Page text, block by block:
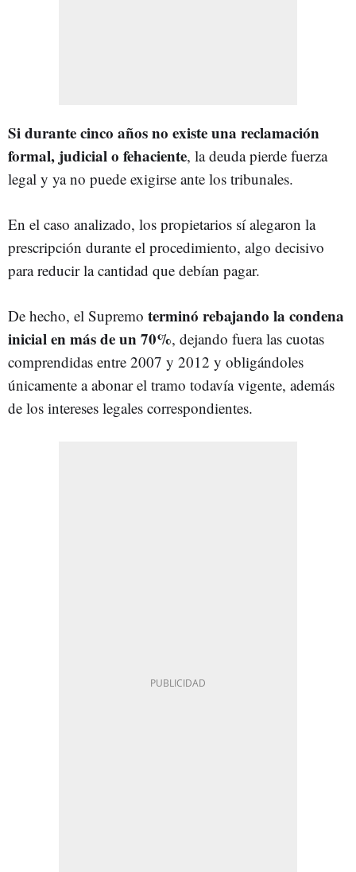
Si durante cinco años no existe una reclamación
formal, judicial o fehaciente, la deuda pierde fuerza
legal y ya no puede exigirse ante los tribunales.
En el caso analizado, los propietarios sí alegaron la
prescripción durante el procedimiento, algo decisivo
para reducir la cantidad que debían pagar.
De hecho, el Supremo terminó rebajando la condena
inicial en más de un 70%, dejando fuera las cuotas
comprendidas entre 2007 y 2012 y obligándoles
únicamente a abonar el tramo todavía vigente, además
de los intereses legales correspondientes.